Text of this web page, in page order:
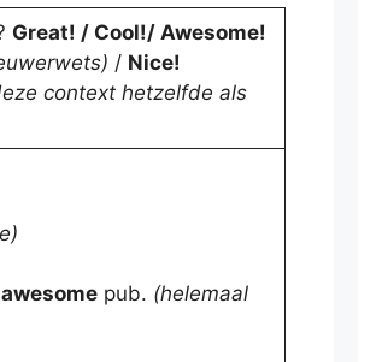
Great! / Cool!/ Awesome!
/ Nice!
context hetzelfde als
pub. (helemaal